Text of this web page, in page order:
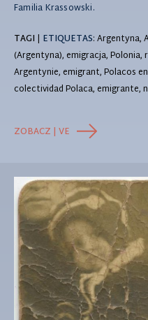
Familia Krassowski.
TAGI | ETIQUETAS: Argentyna,
(Argentyna), emigracja,
Argentynie, emigrant, Polacos
colectividad Polaca, emigrante,
ZOBACZ | VE